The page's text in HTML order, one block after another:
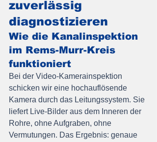
zuverlässig
diagnostizieren
Wie die Kanalinspektion
im Rems-Murr-Kreis
funktioniert
Bei der Video-Kamerainspektion
schicken wir eine hochauflösende
Kamera durch das Leitungssystem. Sie
liefert Live-Bilder aus dem Inneren der
Rohre, ohne Aufgraben, ohne
Vermutungen. Das Ergebnis: genaue